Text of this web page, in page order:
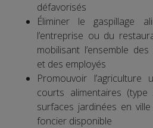
défavorisés
Éliminer le gaspillage
l’entreprise ou du
mobilisant l’ensemble
et des employés
Promouvoir
courts alimentaires (type
surfaces jardinées en
foncier disponible